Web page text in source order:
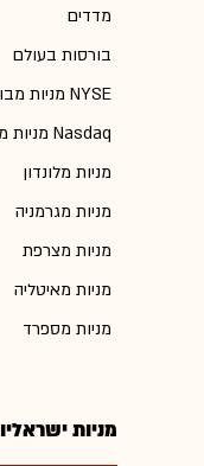
מדדים
בורסות בעולם
מניות מבורסת NYSE
מניות מבורסת Nasdaq
מניות מלונדון
מניות מגרמניה
מניות מצרפת
מניות מאיטליה
מניות מספרד
מניות